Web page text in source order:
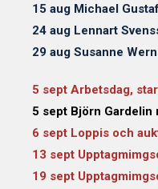
15 aug Michael
24 aug Lennart
29 aug Susanne
5 sept Arbetsdag,
5 sept Björn Gardelin
6 sept Loppis och
13 sept
19 sept